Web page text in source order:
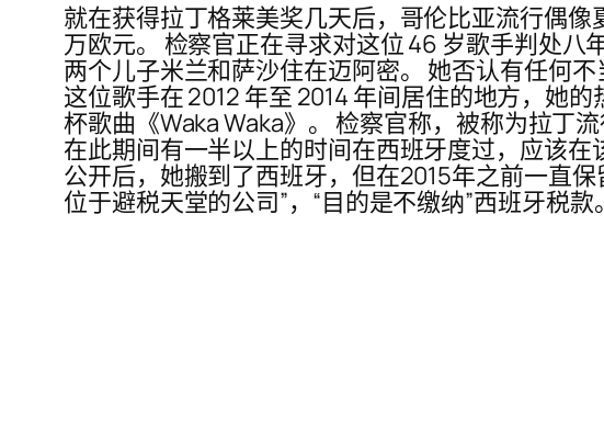
就在获得拉丁格莱美奖几天后，哥伦比亚流行偶
万欧元。 检察官正在寻求对这位 46 岁歌手判处
两个儿子米兰和萨沙住在迈阿密。 她否认有任何
这位歌手在 2012 年至 2014 年间居住的地方，她
杯歌曲《Waka Waka》。 检察官称，被称为拉丁
在此期间有一半以上的时间在西班牙度过，应该
公开后，她搬到了西班牙，但在2015年之前一直
位于避税天堂的公司”，“目的是不缴纳”西班牙税款。